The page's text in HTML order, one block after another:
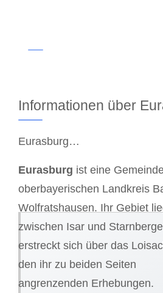
Informationen über
Eurasburg…
Eurasburg ist eine
oberbayerischen Landkreis
Wolfratshausen. Ihr Gebiet
zwischen Isar und
erstreckt sich über das
den ihr zu beiden Seiten
angrenzenden Erhebungen.